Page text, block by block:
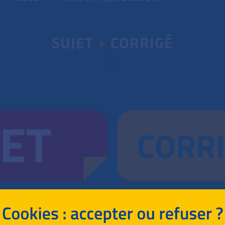
SUJET + CORRIGÉ